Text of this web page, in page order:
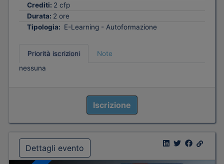
Crediti: 2 cfp
Durata: 2 ore
Tipologia: E-Learning - Autoformazione
Priorità iscrizioni
Note
nessuna
Iscrizione
Dettagli evento